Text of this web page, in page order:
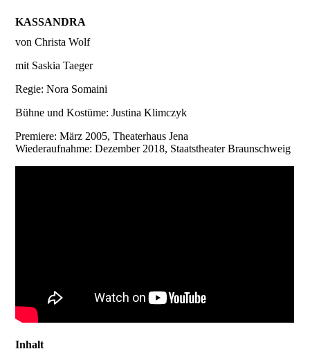
KASSANDRA
von Christa Wolf
mit Saskia Taeger
Regie: Nora Somaini
Bühne und Kostüme: Justina Klimczyk
Premiere: März 2005, Theaterhaus Jena
Wiederaufnahme: Dezember 2018, Staatstheater Braunschweig
Inhalt